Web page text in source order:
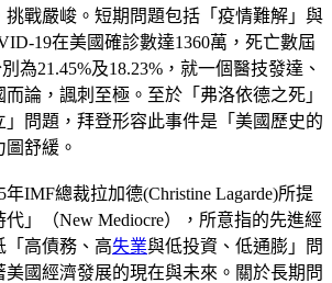
挑戰嚴峻。短期問題包括「疫情難解」與
19在美國確診數達1360萬，死亡數屆
為21.45%及18.23%，就一個醫技發達、
論，諷刺至極。至於「弗洛依德之死」
」問題，拜登形容此事件是「美國歷史的
舒緩。
IMF總裁拉加德(Christine Lagarde)所提
」（New Mediocre），所意指的先進經
「高債務、高失業與低投資、低通膨」問
國經濟發展的現在與未來。關於長期問